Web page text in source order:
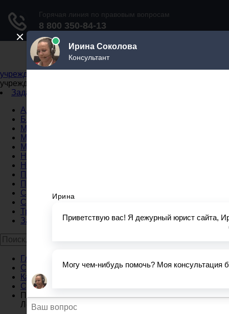
Не официальный справочник государственных
учреждений
учреждений
Задать вопрос юристу
Администрации
Бланки
МВД
Миграционные службы
МФЦ
Налоговые инспекции
Нотариусы
Почта
Прокуратура
Судебные приставы
Суды
Трудовые инспекции
Задать вопрос юристу
Главная
Суды
Карачаево-Черкесская Республика
Суды Кавказский
Прикубанский районный суд – Кавказский, улица
Ленина, 6